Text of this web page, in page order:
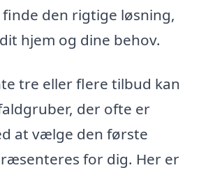
den rigtige løsning,
hjem og dine behov.
tre eller flere tilbud kan
der ofte er
at vælge den første
for dig. Her er